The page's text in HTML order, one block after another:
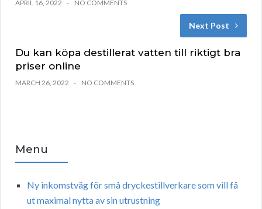
APRIL 16, 2022 NO COMMENTS
Next Post
Du kan köpa destillerat vatten till riktigt bra
priser online
MARCH 26, 2022 NO COMMENTS
Menu
Ny inkomstväg för små dryckestillverkare som vill få
ut maximal nytta av sin utrustning